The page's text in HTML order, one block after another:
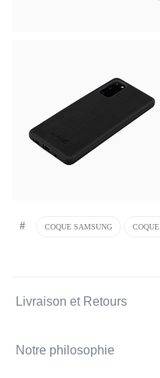
# COQUE SAMSUNG COQUE
Livraison et Retours
Notre philosophie